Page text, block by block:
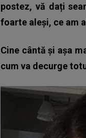
postez, vă dați
foarte aleși, ce am
Cine cântă și așa
cum va decurge